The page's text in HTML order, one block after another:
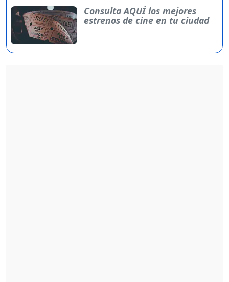
Consulta AQUÍ los mejores
estrenos de cine en tu ciudad